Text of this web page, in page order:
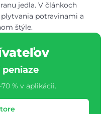
jedla. V článkoch
potravinami a
štýle.
% v aplikácii.